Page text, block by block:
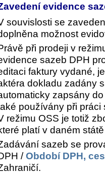
evidence
souvislosti se
možnost
při prodeji v
sazeb DPH
faktury vydané,
dokladu zadány
zapsány
používány při práci
režimu OSS je totiž
platí v daném
sazeb se
/Období DPH,
.